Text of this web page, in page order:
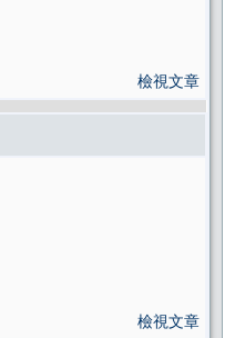
檢視文章
檢視文章